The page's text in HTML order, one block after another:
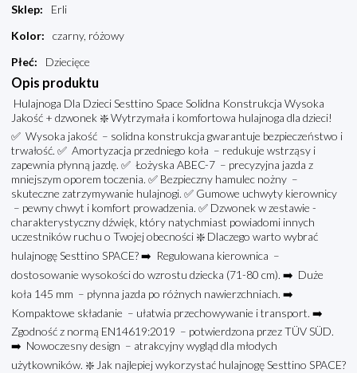
Sklep:
Erli
Kolor:
czarny, różowy
Płeć: Dziecięce
Opis produktu
Hulajnoga Dla Dzieci Sesttino Space Solidna Konstrukcja Wysoka
Jakość + dzwonek ❇️ Wytrzymała i komfortowa hulajnoga dla dzieci!
✅ Wysoka jakość – solidna konstrukcja gwarantuje bezpieczeństwo i
trwałość. ✅ Amortyzacja przedniego koła – redukuje wstrząsy i
zapewnia płynną jazdę. ✅ Łożyska ABEC-7 – precyzyjna jazda z
mniejszym oporem toczenia. ✅ Bezpieczny hamulec nożny –
skuteczne zatrzymywanie hulajnogi. ✅ Gumowe uchwyty kierownicy
– pewny chwyt i komfort prowadzenia. ✅ Dzwonek w zestawie -
charakterystyczny dźwięk, który natychmiast powiadomi innych
uczestników ruchu o Twojej obecności ❇️ Dlaczego warto wybrać
hulajnogę Sesttino SPACE? ➡️ Regulowana kierownica –
dostosowanie wysokości do wzrostu dziecka (71-80 cm). ➡️ Duże
koła 145 mm – płynna jazda po różnych nawierzchniach. ➡️
Kompaktowe składanie – ułatwia przechowywanie i transport. ➡️
Zgodność z normą EN14619:2019 – potwierdzona przez TÜV SÜD.
➡️ Nowoczesny design – atrakcyjny wygląd dla młodych
użytkowników. ❇️ Jak najlepiej wykorzystać hulajnogę Sesttino SPACE?